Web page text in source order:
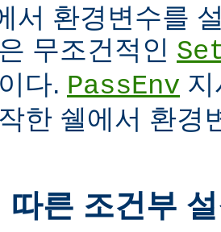
서 환경변수를
무조건적인
다. PassEnv
한 쉘에서 환경
따른 조건부